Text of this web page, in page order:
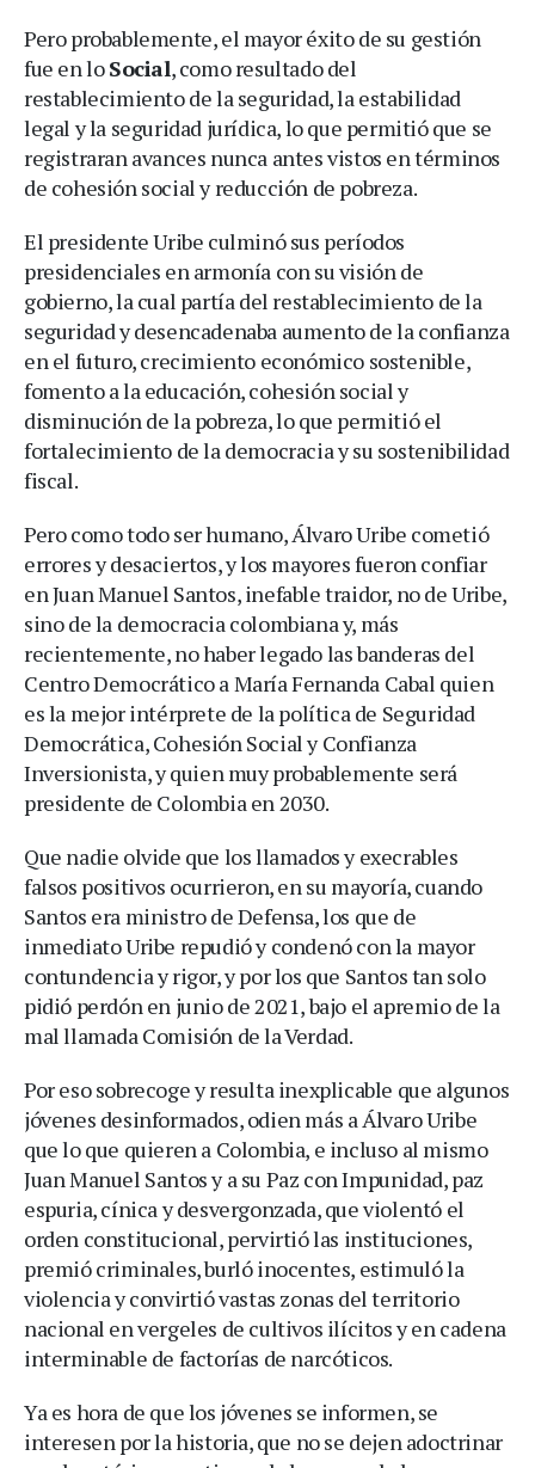
Pero probablemente, el mayor éxito de su gestión
fue en loSocial, como resultado del
restablecimiento de la seguridad, la estabilidad
legal y la seguridad jurídica, lo que permitió que se
registraran avances nunca antes vistos en términos
de cohesión social y reducción de pobreza.
El presidente Uribe culminó sus períodos
presidenciales en armonía con su visión de
gobierno, la cual partía del restablecimiento de la
seguridad y desencadenaba aumento de la confianza
en el futuro, crecimiento económico sostenible,
fomento a la educación, cohesión social y
disminución de la pobreza, lo que permitió el
fortalecimiento de la democracia y su sostenibilidad
fiscal.
Pero como todo ser humano, Álvaro Uribe cometió
errores y desaciertos, y los mayores fueron confiar
en Juan Manuel Santos, inefable traidor, no de Uribe,
sino de la democracia colombiana y, más
recientemente, no haber legado las banderas del
Centro Democrático a María Fernanda Cabal quien
es la mejor intérprete de la política de Seguridad
Democrática, Cohesión Social y Confianza
Inversionista, y quien muy probablemente será
presidente de Colombia en 2030.
Que nadie olvide que los llamados y execrables
falsos positivos ocurrieron, en su mayoría, cuando
Santos era ministro de Defensa, los que de
inmediato Uribe repudió y condenó con la mayor
contundencia y rigor, y por los que Santos tan solo
pidió perdón en junio de 2021, bajo el apremio de la
mal llamada Comisión de la Verdad.
Por eso sobrecoge y resulta inexplicable que algunos
jóvenes desinformados, odien más a Álvaro Uribe
que lo que quieren a Colombia, e incluso al mismo
Juan Manuel Santos y a su Paz con Impunidad, paz
espuria, cínica y desvergonzada, que violentó el
orden constitucional, pervirtió las instituciones,
premió criminales, burló inocentes, estimuló la
violencia y convirtió vastas zonas del territorio
nacional en vergeles de cultivos ilícitos y en cadena
interminable de factorías de narcóticos.
Ya es hora de que los jóvenes se informen, se
interesen por la historia, que no se dejen adoctrinar